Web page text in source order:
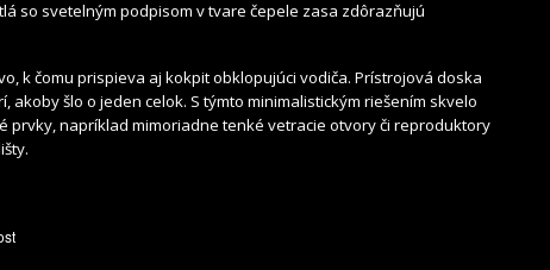
so svetelným podpisom v tvare čepele zasa zdôrazňujú
k čomu prispieva aj kokpit obklopujúci vodiča. Prístrojová doska
šlo o jeden celok. S týmto minimalistickým riešením skvelo
prvky, napríklad mimoriadne tenké vetracie otvory či reproduktory